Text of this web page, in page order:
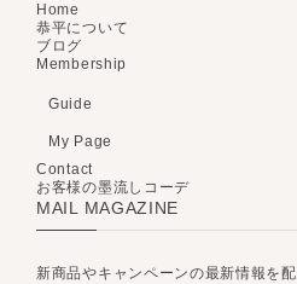
Home
恭平について
ブログ
Membership
Guide
My Page
Contact
お客様の墨流しコーデ
MAIL MAGAZINE
新商品やキャンペーンの最新情報を配